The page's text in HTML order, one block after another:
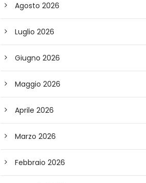
Agosto 2026
Luglio 2026
Giugno 2026
Maggio 2026
Aprile 2026
Marzo 2026
Febbraio 2026